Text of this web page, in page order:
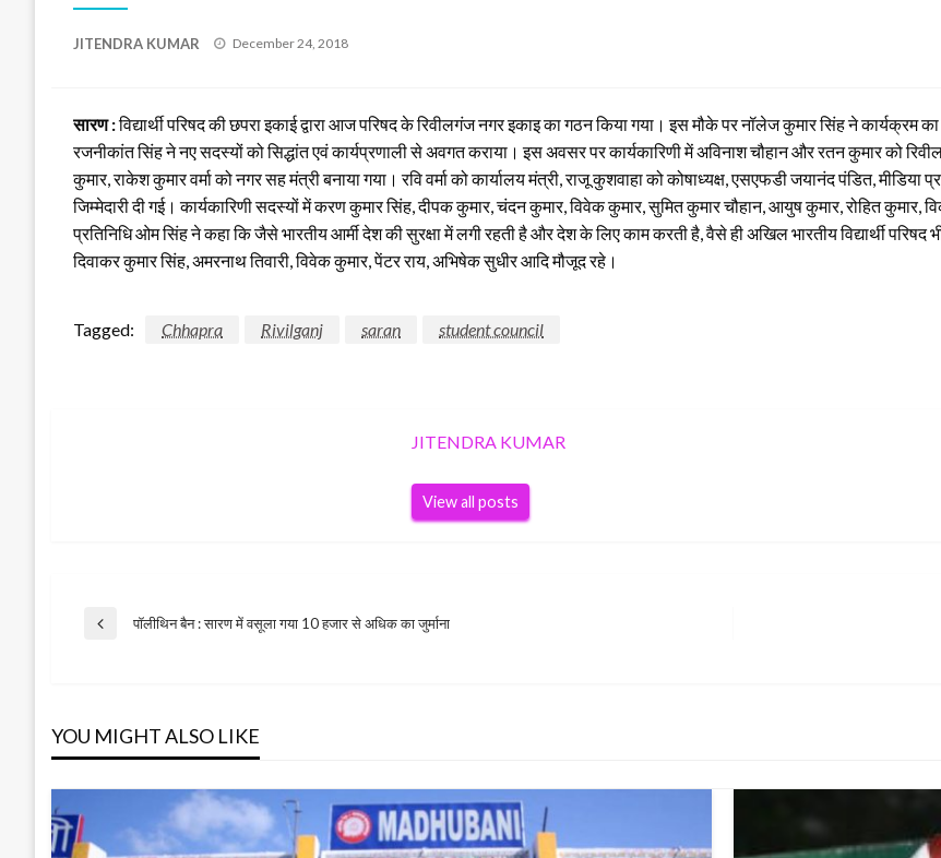
JITENDRA KUMAR
Posted
December 24, 2018
सारण :विद्यार्थी परिषद की छपरा इकाई द्वारा आज परिषद के रिवीलगंज नगर इकाइ का गठन किया गया। इस मौके पर नॉलेज कुमार सिंह ने
रजनीकांत सिंह ने नए सदस्यों को सिद्धांत एवं कार्यप्रणाली से अवगत कराया। इस अवसर पर कार्यकारिणी में अविनाश चौहान और रतन कुमार को
कुमार, राकेश कुमार वर्मा को नगर सह मंत्री बनाया गया। रवि वर्मा को कार्यालय मंत्री, राजू कुशवाहा को कोषाध्यक्ष, एसएफडी जयानंद पंडित, मीडिया
जिम्मेदारी दी गई। कार्यकारिणी सदस्यों में करण कुमार सिंह, दीपक कुमार, चंदन कुमार, विवेक कुमार, सुमित कुमार चौहान, आयुष कुमार, रोहित
प्रतिनिधि ओम सिंह ने कहा कि जैसे भारतीय आर्मी देश की सुरक्षा में लगी रहती है और देश के लिए काम करती है, वैसे ही अखिल भारतीय विद्यार्थी परिषद
दिवाकर कुमार सिंह, अमरनाथ तिवारी, विवेक कुमार, पेंटर राय, अभिषेक सुधीर आदि मौजूद रहे।
Tagged: Chhapra Rivilganj saran student council
JITENDRA KUMAR
View all posts
Post
Previous
पॉलीथिन बैन : सारण में वसूला गया 10 हजार से अधिक का जुर्माना
YOU MIGHT ALSO LIKE